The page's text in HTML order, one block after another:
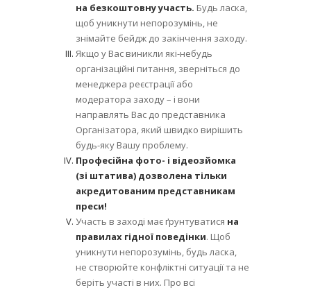
на безкоштовну участь. Будь ласка,
щоб уникнути непорозумінь, не
знімайте бейдж до закінчення заходу.
Якщо у Вас виникли які-небудь
організаційні питання, зверніться до
менеджера реєстрації або
модератора заходу – і вони
направлять Вас до представника
Організатора, який швидко вирішить
будь-яку Вашу проблему.
Професійна фото- і відеозйомка
(зі штатива) дозволена тільки
акредитованим представникам
преси!
Участь в заході має ґрунтуватися на
правилах гідної поведінки. Щоб
уникнути непорозумінь, будь ласка,
не створюйте конфліктні ситуації та не
беріть участі в них. Про всі